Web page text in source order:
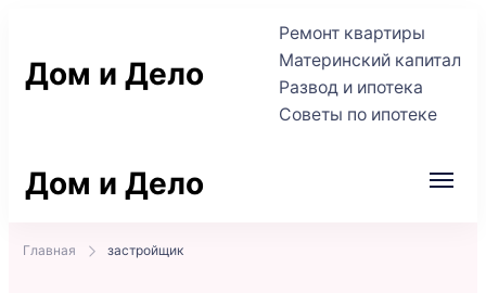
Дом и Дело
Практичные советы по жилью и сделкам
Ремонт квартиры
Материнский капитал
Развод и ипотека
Советы по ипотеке
Дом и Дело
Главная застройщик